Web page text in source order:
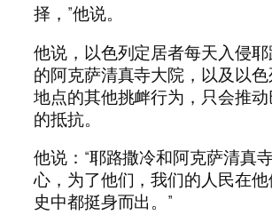
择，”他说。
他说，以色列定居者每天入侵
的阿克萨清真寺大院，以及以
地点的其他挑衅行为，只会推动
的抵抗。
他说：“耶路撒冷和阿克萨清真
心，为了他们，我们的人民在
史中都挺身而出。”